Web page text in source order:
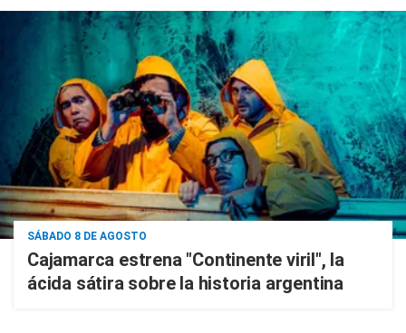
SÁBADO 8 DE AGOSTO
Cajamarca estrena "Continente viril", la
ácida sátira sobre la historia argentina